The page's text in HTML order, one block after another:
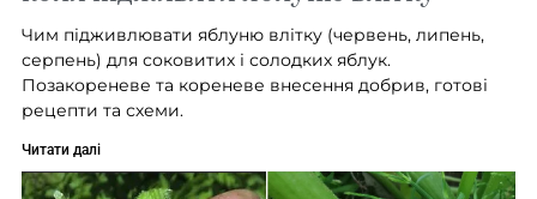
Чим підживлювати яблуню влітку (червень, липень,
серпень) для соковитих і солодких яблук.
Позакореневе та кореневе внесення добрив, готові
рецепти та схеми.
Читати далі